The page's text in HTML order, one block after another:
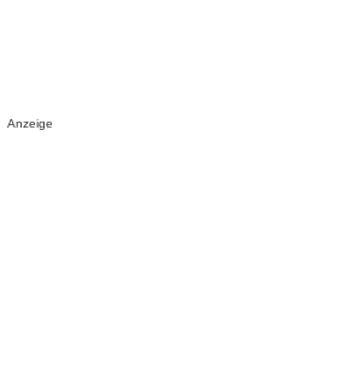
Anzeige